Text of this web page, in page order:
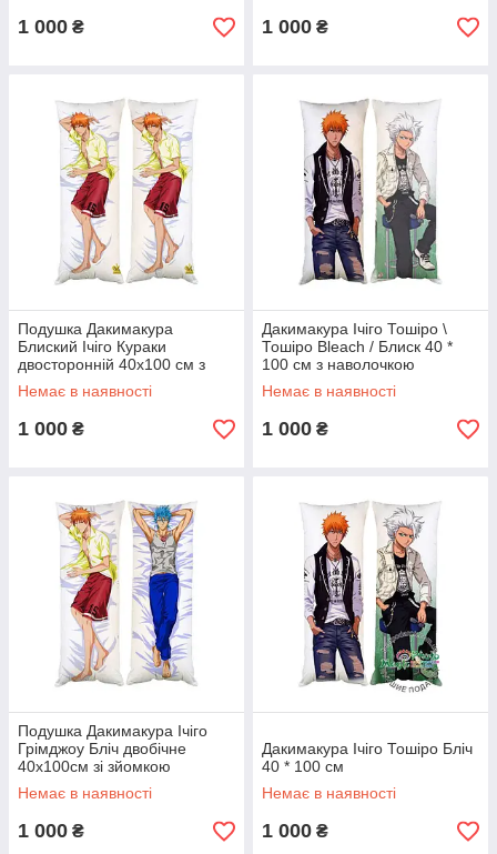
1 000 ₴ 1 000 ₴
Подушка Дакимакура
Блиский Ічіго Кураки
двосторонній 40x100 см з
наволочкою (dak0100)
Немає в наявності
1 000 ₴
Дакимакура Ічіго Тошіро \
Тошіро Bleach / Блиск 40 *
100 см з наволочкою
(dak0067)
Немає в наявності
1 000 ₴
Подушка Дакимакура Ічіго
Грімджоу Бліч двобічне
40х100см зі зйомкою
(dak0034)
Немає в наявності
1 000 ₴
Дакимакура Ічіго Тошіро Бліч
40 * 100 см
Немає в наявності
1 000 ₴